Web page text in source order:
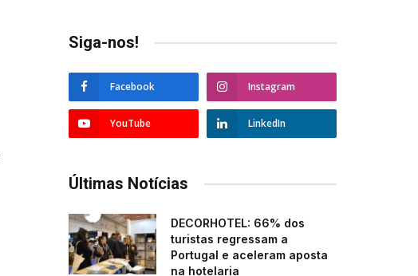
Siga-nos!
Facebook Instagram
YouTube LinkedIn
Últimas Notícias
DECORHOTEL: 66% dos
turistas regressam a
Portugal e aceleram aposta
na hotelaria